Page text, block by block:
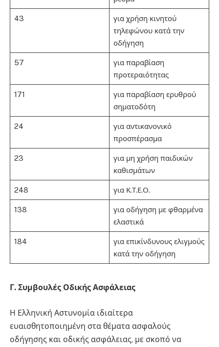
43
για χρήση κινητού
τηλεφώνου κατά την
οδήγηση
57
για παραβίαση
προτεραιότητας
171
για παραβίαση ερυθρού
σηματοδότη
24
για αντικανονικό
προσπέρασμα
23
για μη χρήση παιδικών
καθισμάτων
248 για Κ.Τ.Ε.Ο.
138
για οδήγηση με φθαρμένα
ελαστικά
184
για επικίνδυνους ελιγμούς
κατά την οδήγηση
Γ. Συμβουλές Οδικής Ασφάλειας
Η Ελληνική Αστυνομία ιδιαίτερα
ευαισθητοποιημένη στα θέματα ασφαλούς
οδήγησης και οδικής ασφάλειας, με σκοπό να